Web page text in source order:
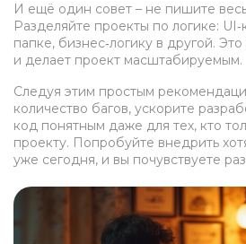
И ещё один совет – не пишите
Разделяйте проекты по логике:
папке, бизнес‑логику в другой.
и делает проект масштабируемым.
Следуя этим простым
количество багов, ускорите
код понятным даже для тех, кто
проекту. Попробуйте внедрить
уже сегодня, и вы почувствуете